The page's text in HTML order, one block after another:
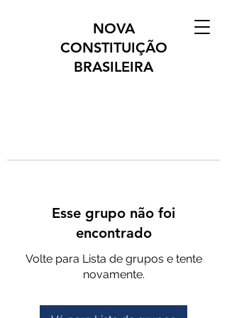
NOVA
CONSTITUIÇÃO
BRASILEIRA
Esse grupo não foi
encontrado
Volte para Lista de grupos e tente
novamente.